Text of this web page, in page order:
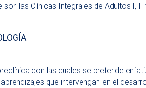
las Clínicas Integrales de Adultos I, II
con las cuales se pretende
que intervengan en el